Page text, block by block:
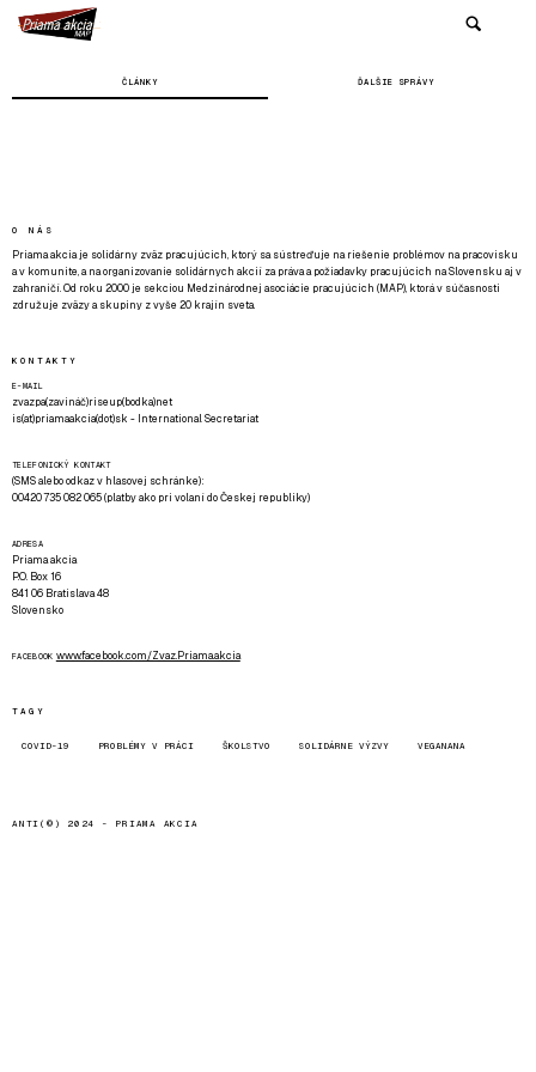
ČLÁNKY ĎALŠIE SPRÁVY
O NÁS
Priama akcia je solidárny zväz pracujúcich, ktorý sa sústreďuje na riešenie problémov na pracovisku
a v komunite, a na organizovanie solidárnych akcií za práva a požiadavky pracujúcich na Slovensku aj v
zahraničí. Od roku 2000 je sekciou Medzinárodnej asociácie pracujúcich (MAP), ktorá v súčasnosti
združuje zväzy a skupiny z vyše 20 krajín sveta.
KONTAKTY
E-MAIL
zvazpa(zavináč)riseup(bodka)net
is(at)priamaakcia(dot)sk - International Secretariat
TELEFONICKÝ KONTAKT
(SMS alebo odkaz v hlasovej schránke):
00420 735 082 065 (platby ako pri volaní do Českej republiky)
ADRESA
Priama akcia
P.O. Box 16
841 06 Bratislava 48
Slovensko
FACEBOOK www.facebook.com/Zvaz.Priama.akcia
TAGY
COVID-19 PROBLÉMY V PRÁCI ŠKOLSTVO SOLIDÁRNE VÝZVY VEGANANA
ANTI(©) 2024 - PRIAMA AKCIA